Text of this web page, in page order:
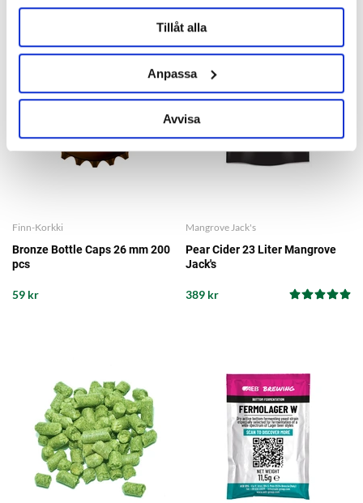
Tillåt alla
Anpassa
Avvisa
Finn-Korkki
Bronze Bottle Caps 26 mm 200
pcs
59 kr
Mangrove Jack's
Pear Cider 23 Liter Mangrove
Jack's
389 kr